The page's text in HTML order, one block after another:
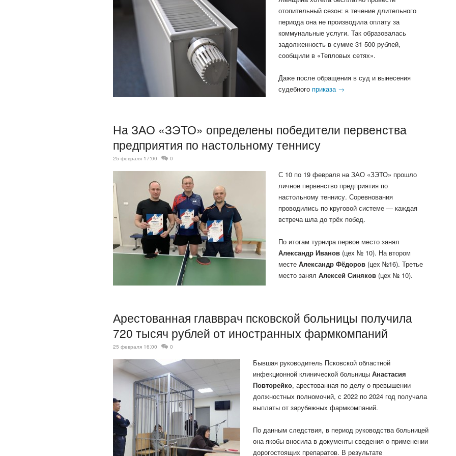
отопительный сезон: в течение длительного
периода она не производила оплату за
коммунальные услуги. Так образовалась
задолженность в сумме 31 500 рублей,
сообщили в «Тепловых сетях».
Даже после обращения в суд и вынесения
судебного приказа →
На ЗАО «ЗЭТО» определены победители первенства
предприятия по настольному теннису
25 февраля 17:00 0
С 10 по 19 февраля на ЗАО «ЗЭТО» прошло
личное первенство предприятия по
настольному теннису. Соревнования
проводились по круговой системе — каждая
встреча шла до трёх побед.
По итогам турнира первое место занял
Александр Иванов (цех № 10). На втором
месте Александр Фёдоров (цех №16). Третье
место занял Алексей Синяков (цех № 10).
Арестованная главврач псковской больницы получила
720 тысяч рублей от иностранных фармкомпаний
25 февраля 16:00 0
Бывшая руководитель Псковской областной
инфекционной клинической больницы Анастасия
Повторейко, арестованная по делу о превышении
должностных полномочий, с 2022 по 2024 год получала
выплаты от зарубежных фармкомпаний.
По данным следствия, в период руководства больницей
она якобы вносила в документы сведения о применении
дорогостоящих препаратов. В результате